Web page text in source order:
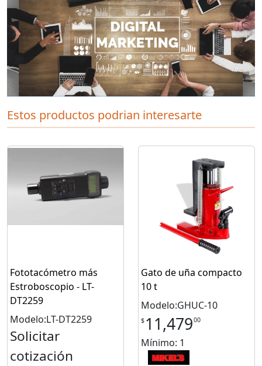
Estos productos podrian interesarte
Fototacómetro más
Estroboscopio - LT-
DT2259
Modelo:LT-DT2259
Solicitar
cotización
Gato de uña compacto
10 t
Modelo:GHUC-10
$ 11,47900
Mínimo: 1